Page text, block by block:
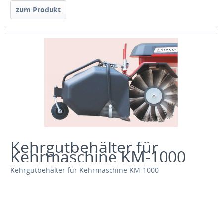
zum Produkt
Kehrgutbehälter für
Kehrmaschine KM-1000
Kehrgutbehälter für Kehrmaschine KM-1000